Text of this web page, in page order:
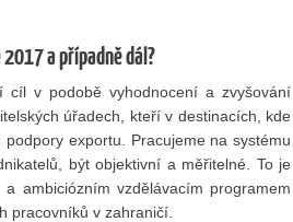
a případně dál?
v podobě vyhodnocení a zvyšování
úřadech, kteří v destinacích, kde
exportu. Pracujeme na systému
být objektivní a měřitelné. To je
ambiciózním vzdělávacím programem
pracovníků v zahraničí.